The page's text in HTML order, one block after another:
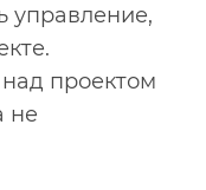
управление,
проектом
не